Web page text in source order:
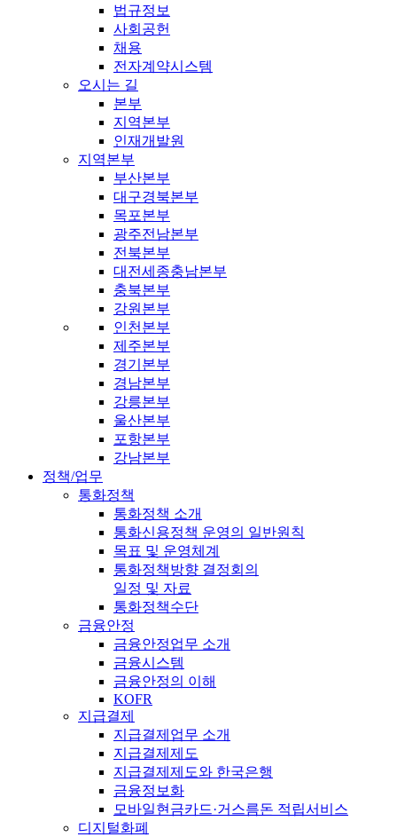
법규정보
사회공헌
채용
전자계약시스템
오시는 길
본부
지역본부
인재개발원
지역본부
부산본부
대구경북본부
목포본부
광주전남본부
전북본부
대전세종충남본부
충북본부
강원본부
인천본부
제주본부
경기본부
경남본부
강릉본부
울산본부
포항본부
강남본부
정책/업무
통화정책
통화정책 소개
통화신용정책 운영의 일반원칙
목표 및 운영체계
통화정책방향 결정회의
일정 및 자료
통화정책수단
금융안정
금융안정업무 소개
금융시스템
금융안정의 이해
KOFR
지급결제
지급결제업무 소개
지급결제제도
지급결제제도와 한국은행
금융정보화
모바일현금카드·거스름돈 적립서비스
디지털화폐